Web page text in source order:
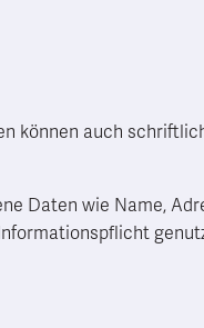
können auch
Daten wie Name,